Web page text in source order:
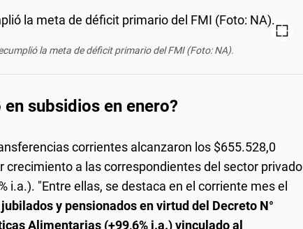
la meta de déficit primario del FMI (Foto: NA).
subsidios en enero?
corrientes alcanzaron los $655.528,0
crecimiento a las correspondientes del sector privado
i.a.). "Entre ellas, se destaca en el corriente mes el
y pensionados en virtud del Decreto N°
Alimentarias (+99,6% i.a.) vinculado al